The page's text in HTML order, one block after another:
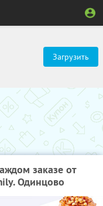
Загрузить
заказе от
Одинцово